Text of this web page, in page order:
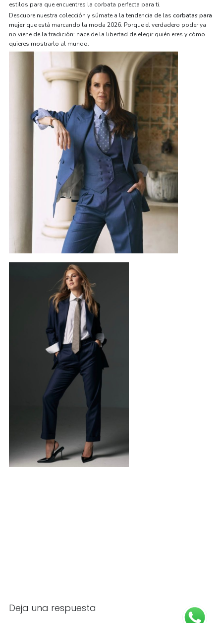
estilos para que encuentres la corbata perfecta para ti.
Descubre nuestra colección y súmate a la tendencia de las corbatas para
mujerque está marcando la moda 2026. Porque el verdadero poder ya
no viene de la tradición: nace de la libertad de elegir quién eres y cómo
quieres mostrarlo al mundo.
Deja una respuesta